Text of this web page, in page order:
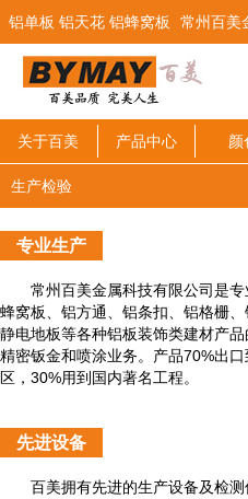
铝单板 铝天花 铝蜂窝板 常州百美
关于百美 产品中心 颜
生产检验
专业生产
常州百美金属科技有限公司是专
蜂窝板、铝方通、铝条扣、铝格栅
静电地板等各种铝板装饰类建材产
精密钣金和喷涂业务。产品70%出
区，30%用到国内著名工程。
先进设备
百美拥有先进的生产设备及检测